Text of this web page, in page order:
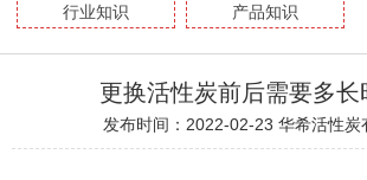
行业知识 产品知识
更换活性炭前后需要多长
发布时间：2022-02-23 华希活性炭